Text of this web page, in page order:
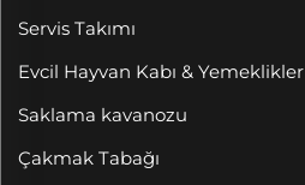
Servis Takımı
Evcil Hayvan Kabı & Yemeklikler
Saklama kavanozu
Çakmak Tabağı